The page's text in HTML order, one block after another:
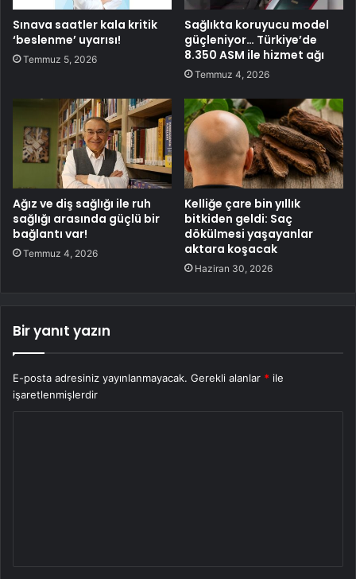
Sınava saatler kala kritik
‘beslenme’ uyarısı!
Temmuz 5, 2026
Sağlıkta koruyucu model
güçleniyor… Türkiye’de
8.350 ASM ile hizmet ağı
Temmuz 4, 2026
Ağız ve diş sağlığı ile ruh
sağlığı arasında güçlü bir
bağlantı var!
Temmuz 4, 2026
Kelliğe çare bin yıllık
bitkiden geldi: Saç
dökülmesi yaşayanlar
aktara koşacak
Haziran 30, 2026
Bir yanıt yazın
E-posta adresiniz yayınlanmayacak. Gerekli alanlar * ile
işaretlenmişlerdir